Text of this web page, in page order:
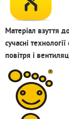
Матеріал взуття
сучасні
повітря і